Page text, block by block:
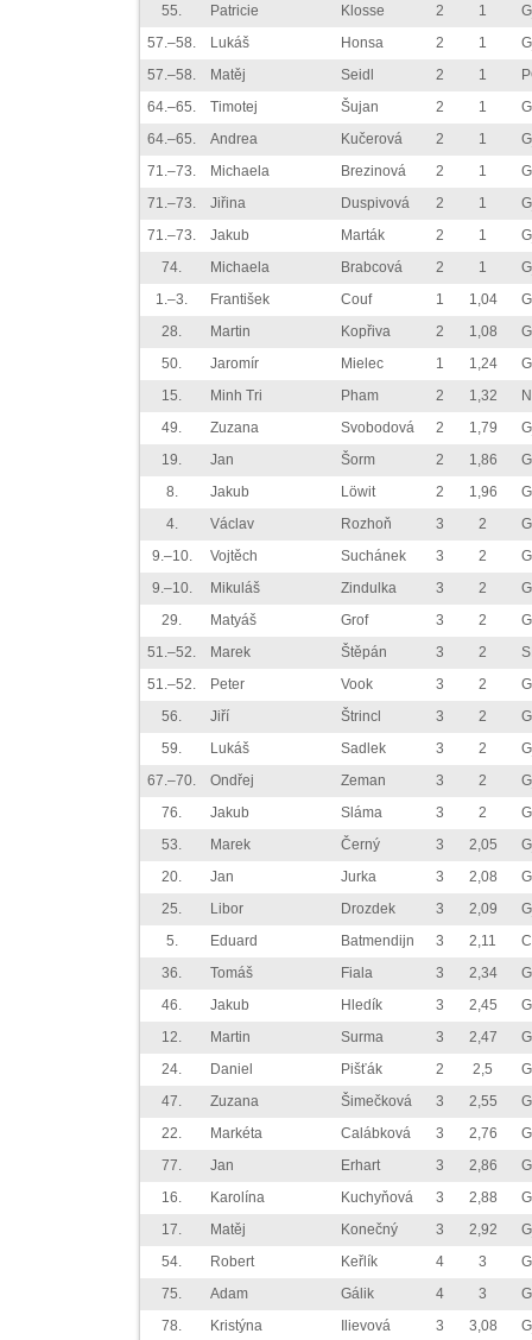
55.
Patricie Klosse 2 1
57.–58.
Lukáš Honsa 2 1
57.–58.
Matěj Seidl 2 1
64.–65.
Timotej Šujan 2 1
64.–65.
Andrea Kučerová 2 1
71.–73.
Michaela Brezinová 2 1
71.–73.
Jiřina Duspivová 2 1
71.–73.
Jakub Marták 2 1
74.
Michaela Brabcová 2 1
1.–3.
František Couf 1 1,04
28.
Martin Kopřiva 2 1,08
50.
Jaromír Mielec 1 1,24
15.
Minh Tri Pham 2 1,32
49.
Zuzana Svobodová 2 1,79
19.
Jan Šorm 2 1,86
8.
Jakub Löwit 2 1,96
4.
Václav Rozhoň 3 2
9.–10.
Vojtěch Suchánek 3 2
9.–10.
Mikuláš Zindulka 3 2
29.
Matyáš Grof 3 2
51.–52.
Marek Štěpán 3 2
51.–52.
Peter Vook 3 2
56.
Jiří Štrincl 3 2
59.
Lukáš Sadlek 3 2
67.–70.
Ondřej Zeman 3 2
76.
Jakub Sláma 3 2
53.
Marek Černý 3 2,05
20.
Jan Jurka 3 2,08
25.
Libor Drozdek 3 2,09
5.
Eduard Batmendijn 3 2,11
36.
Tomáš Fiala 3 2,34
46.
Jakub Hledík 3 2,45
12.
Martin Surma 3 2,47
24.
Daniel Pišťák 2 2,5
47.
Zuzana Šimečková 3 2,55
22.
Markéta Calábková 3 2,76
77.
Jan Erhart 3 2,86
16.
Karolína Kuchyňová 3 2,88
17.
Matěj Konečný 3 2,92
54.
Robert Keřlík 4 3
75.
Adam Gálik 4 3
78.
Kristýna Ilievová 3 3,08